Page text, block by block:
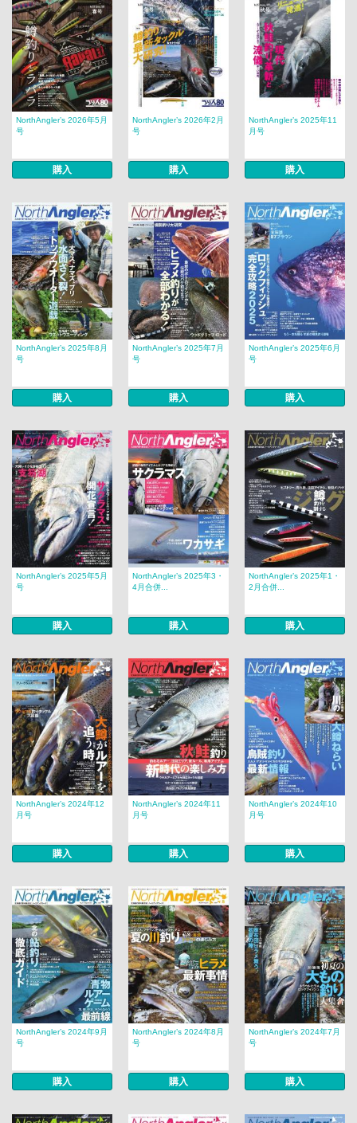
NorthAngler’s 2026年5月
号
購入
NorthAngler’s 2026年2月
号
購入
NorthAngler’s 2025年11
月号
購入
NorthAngler’s 2025年8月
号
購入
NorthAngler’s 2025年7月
号
購入
NorthAngler’s 2025年6月
号
購入
NorthAngler’s 2025年5月
号
購入
NorthAngler’s 2025年3・
4月合併...
購入
NorthAngler’s 2025年1・
2月合併...
購入
NorthAngler’s 2024年12
月号
購入
NorthAngler’s 2024年11
月号
購入
NorthAngler’s 2024年10
月号
購入
NorthAngler’s 2024年9月
号
購入
NorthAngler’s 2024年8月
号
購入
NorthAngler’s 2024年7月
号
購入